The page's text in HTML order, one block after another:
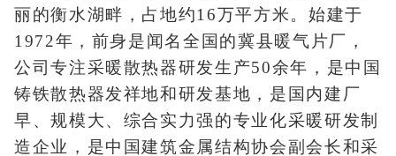
丽的衡水湖畔，占地约16万平方米。始建于
1972年，前身是闻名全国的冀县暖气片厂，
公司专注采暖散热器研发生产50余年，是中国
铸铁散热器发祥地和研发基地，是国内建厂
早、规模大、综合实力强的专业化采暖研发制
造企业，是中国建筑金属结构协会副会长和采